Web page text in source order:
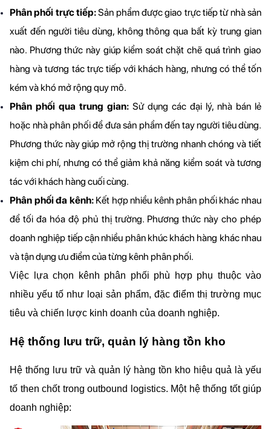
Phân phối trực tiếp: Sản phẩm được giao trực tiếp từ nhà sản
xuất đến người tiêu dùng, không thông qua bất kỳ trung gian
nào. Phương thức này giúp kiểm soát chặt chẽ quá trình giao
hàng và tương tác trực tiếp với khách hàng, nhưng có thể tốn
kém và khó mở rộng quy mô.
Phân phối qua trung gian: Sử dụng các đại lý, nhà bán lẻ
hoặc nhà phân phối để đưa sản phẩm đến tay người tiêu dùng.
Phương thức này giúp mở rộng thị trường nhanh chóng và tiết
kiệm chi phí, nhưng có thể giảm khả năng kiểm soát và tương
tác với khách hàng cuối cùng.
Phân phối đa kênh: Kết hợp nhiều kênh phân phối khác nhau
để tối đa hóa độ phủ thị trường. Phương thức này cho phép
doanh nghiệp tiếp cận nhiều phân khúc khách hàng khác nhau
và tận dụng ưu điểm của từng kênh phân phối.
Việc lựa chọn kênh phân phối phù hợp phụ thuộc vào
nhiều yếu tố như loại sản phẩm, đặc điểm thị trường mục
tiêu và chiến lược kinh doanh của doanh nghiệp.
Hệ thống lưu trữ, quản lý hàng tồn kho
Hệ thống lưu trữ và quản lý hàng tồn kho hiệu quả là yếu
tố then chốt trong outbound logistics. Một hệ thống tốt giúp
doanh nghiệp: